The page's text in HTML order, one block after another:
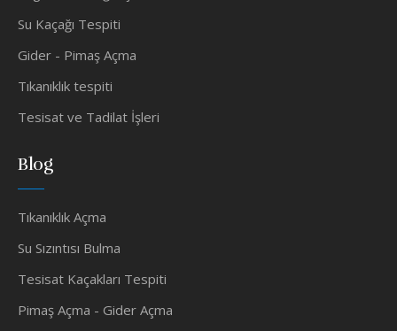
Su Kaçağı Tespiti
Gider - Pimaş Açma
Tıkanıklık tespiti
Tesisat ve Tadilat İşleri
Blog
Tıkanıklık Açma
Su Sızıntısı Bulma
Tesisat Kaçakları Tespiti
Pimaş Açma - Gider Açma